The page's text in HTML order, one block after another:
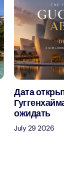
Дата
Гуггенхайма
ожидать
July 29 2026